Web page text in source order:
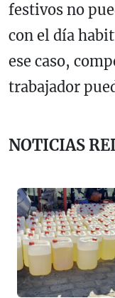
festivos no
con el día
ese caso,
trabajador
NOTICIAS